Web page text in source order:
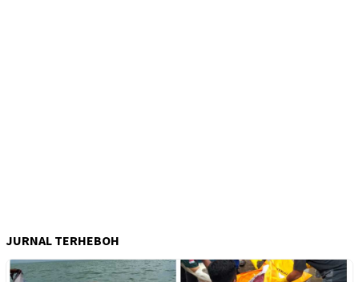
JURNAL TERHEBOH